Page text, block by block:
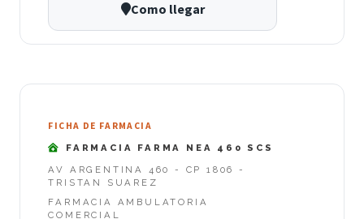
Como llegar
FICHA DE FARMACIA
FARMACIA FARMA NEA 460 SCS
AV ARGENTINA 460 - CP 1806 -
TRISTAN SUAREZ
FARMACIA AMBULATORIA
COMERCIAL